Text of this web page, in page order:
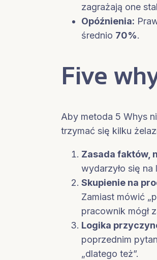
zagrażają one
Opóźnienia:
średnio 70%.
Five
Aby metoda 5 Whys
trzymać się kilku
Zasada faktów,
wydarzyło się
Skupienie na
Zamiast mówić
pracownik mógł
Logika
poprzednim
„dlatego też”.